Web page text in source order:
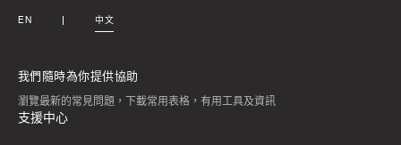
EN 中文
我們隨時為你提供協助
瀏覽最新的常見問題，下載常用表格，有用工具及資訊
支援中心